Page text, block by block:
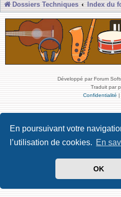
En poursuivant votre
l’utilisation de cookies. En
OK
Dossiers Techniques Index du
Développé par Forum
Traduit par
Confidentialité |